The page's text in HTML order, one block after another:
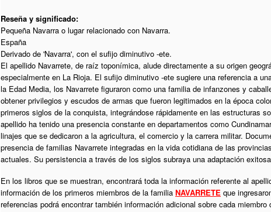
Reseña y significado:
Pequeña Navarra o lugar relacionado con Navarra.
España
Derivado de 'Navarra', con el sufijo diminutivo -ete.
El apellido Navarrete, de raíz toponímica, alude directamente a su origen
especialmente en La Rioja. El sufijo diminutivo -ete sugiere una referencia a
la Edad Media, los Navarrete figuraron como una familia de infanzones y
obtener privilegios y escudos de armas que fueron legitimados en la época
primeros siglos de la conquista, integrándose rápidamente en las estructuras
apellido ha tenido una presencia constante en departamentos como
linajes que se dedicaron a la agricultura, el comercio y la carrera militar.
presencia de familias Navarrete integradas en la vida cotidiana de las
actuales. Su persistencia a través de los siglos subraya una adaptación
En los libros que se muestran, encontrará toda la información referente al
información de los primeros miembros de la familia NAVARRETE que
referencias podrá encontrar también información adicional sobre cada miembro